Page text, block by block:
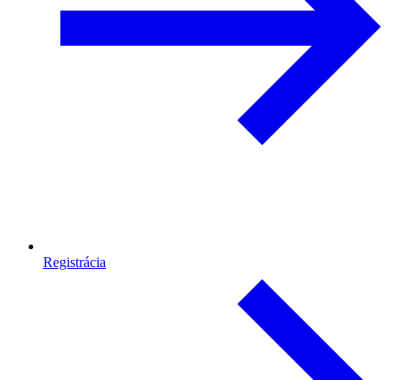
Registrácia